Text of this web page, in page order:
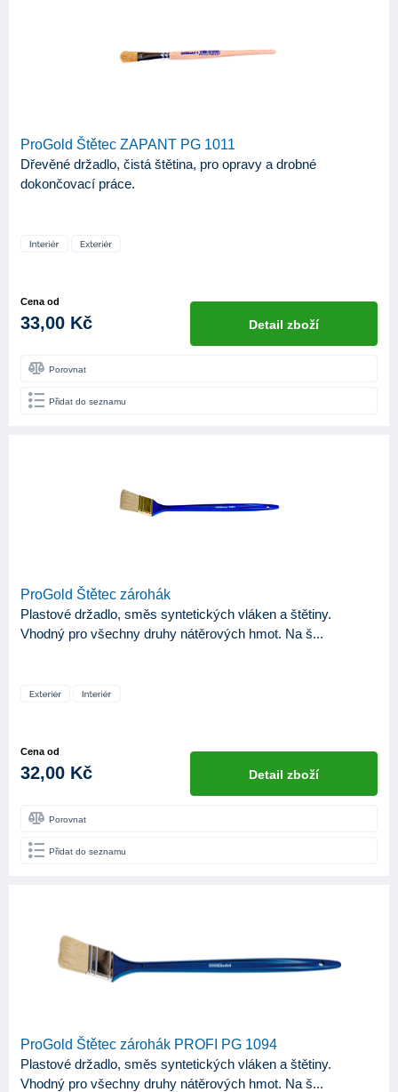
ProGold Štětec ZAPANT PG 1011
Dřevěné držadlo, čistá štětina, pro opravy a drobné
dokončovací práce.
Cena od
33,00 Kč Detail zboží
Porovnat
Přidat do seznamu
ProGold Štětec zárohák
Plastové držadlo, směs syntetických vláken a štětiny.
Vhodný pro všechny druhy nátěrových hmot. Na š...
Cena od
32,00 Kč Detail zboží
Porovnat
Přidat do seznamu
ProGold Štětec zárohák PROFI PG 1094
Plastové držadlo, směs syntetických vláken a štětiny.
Vhodný pro všechny druhy nátěrových hmot. Na š...